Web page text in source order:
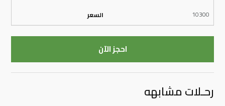
10300
احجز الآن
رحـلات مشابهه